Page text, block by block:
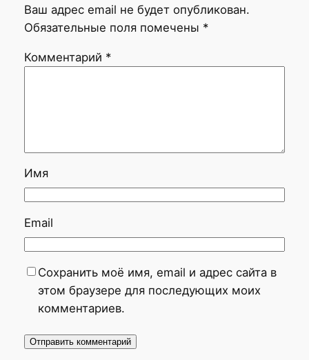
Ваш адрес email не будет опубликован.
Обязательные поля помечены *
Комментарий *
Имя
Email
Сохранить моё имя, email и адрес сайта в
этом браузере для последующих моих
комментариев.